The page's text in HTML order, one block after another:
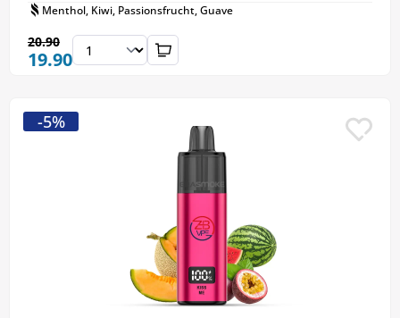
Menthol, Kiwi, Passionsfrucht, Guave
19.90
20.90
-5%